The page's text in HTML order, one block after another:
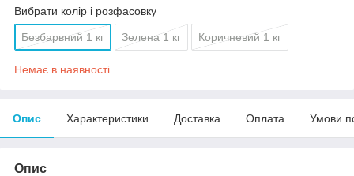
Вибрати колір і розфасовку
Безбарвний 1 кг Зелена 1 кг Коричневий 1 кг
Немає в наявності
Опис Характеристики Доставка Оплата Умови
Опис